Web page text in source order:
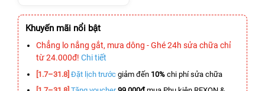
Khuyến mãi nổi bật
Chẳng lo nắng gắt, mưa dông - Ghé 24h sửa chữa chỉ
từ 24.000đ! Chi tiết
[1.7–31.8] Đặt lịch trước giảm đến 10% chi phí sửa chữa